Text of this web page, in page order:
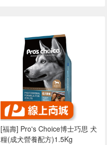
[福壽] Pro's Choice博士巧思 犬
糧(成犬營養配方)1.5Kg